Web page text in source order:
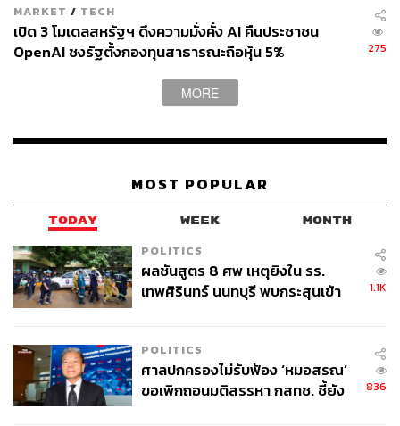
MARKET / TECH
เปิด 3 โมเดลสหรัฐฯ ดึงความมั่งคั่ง AI คืนประชาชน
OpenAI ชงรัฐตั้งกองทุนสาธารณะถือหุ้น 5%
275
MORE
MOST POPULAR
TODAY WEEK MONTH
POLITICS
ผลชันสูตร 8 ศพ เหตุยิงใน รร.
เทพศิรินทร์ นนทบุรี พบกระสุนเข้า
1.1K
POLITICS
ศาลปกครองไม่รับฟ้อง ‘หมอสรณ’
ขอเพิกถอนมติสรรหา กสทช. ชี้ยัง
836